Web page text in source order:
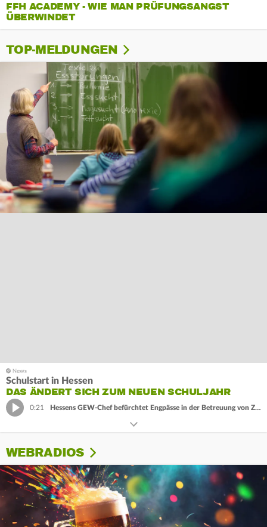
FFH ACADEMY - WIE MAN PRÜFUNGSANGST
ÜBERWINDET
TOP-MELDUNGEN
Schulstart in Hessen
DAS ÄNDERT SICH ZUM NEUEN SCHULJAHR
0:21 Hessens GEW-Chef befürchtet Engpässe in der Betreuung von Zweit- bis Viertklässlern.
WEBRADIOS